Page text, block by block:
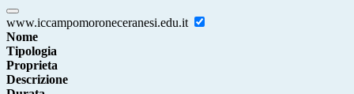
www.iccampomoroneceranesi.edu.it
Nome
Tipologia
Proprieta
Descrizione